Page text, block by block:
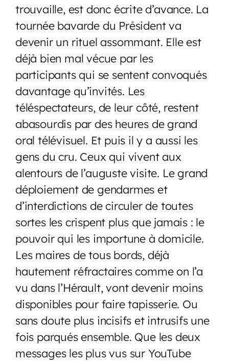
trouvaille, est donc écrite d’avance. La
tournée bavarde du Président va
devenir un rituel assommant. Elle est
déjà bien mal vécue par les
participants qui se sentent convoqués
davantage qu’invités. Les
téléspectateurs, de leur côté, restent
abasourdis par des heures de grand
oral télévisuel. Et puis il y a aussi les
gens du cru. Ceux qui vivent aux
alentours de l’auguste visite. Le grand
déploiement de gendarmes et
d’interdictions de circuler de toutes
sortes les crispent plus que jamais : le
pouvoir qui les importune à domicile.
Les maires de tous bords, déjà
hautement réfractaires comme on l’a
vu dans l’Hérault, vont devenir moins
disponibles pour faire tapisserie. Ou
sans doute plus incisifs et intrusifs une
fois parqués ensemble. Que les deux
messages les plus vus sur YouTube